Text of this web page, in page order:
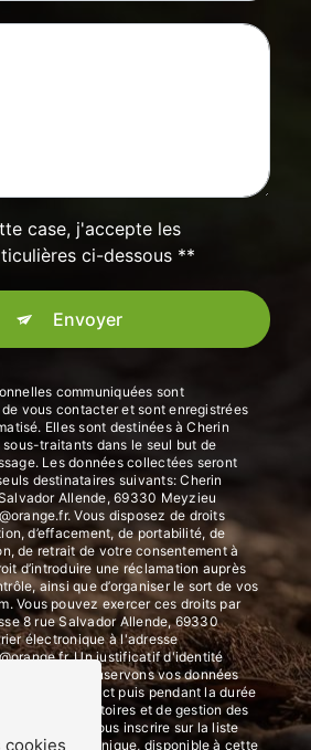
case, j'accepte les
ci-dessous **
Envoyer
communiquées sont
vous contacter et sont enregistrées
Elles sont destinées à Cherin
sous-traitants dans le seul but de
Les données collectées seront
destinataires suivants: Cherin
Allende, 69330 Meyzieu
Vous disposez de droits
d’effacement, de portabilité, de
de retrait de votre consentement à
d’introduire une réclamation auprès
ainsi que d’organiser le sort de vos
Vous pouvez exercer ces droits par
8 rue Salvador Allende, 69330
électronique à l'adresse
Un justificatif d'identité
Nous conservons vos données
prise de contact puis pendant la durée
aux fins probatoires et de gestion des
le droit de vous inscrire sur la liste
téléphonique, disponible à cette
cookies